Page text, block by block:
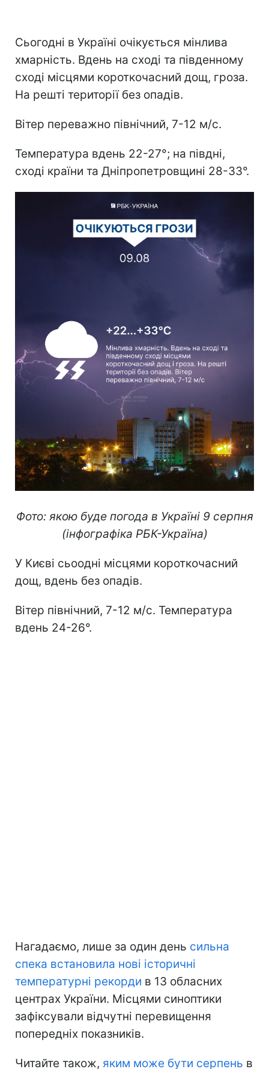
Сьогодні в Україні очікується мінлива
хмарність. Вдень на сході та південному
сході місцями короткочасний дощ, гроза.
На решті території без опадів.
Вітер переважно північний, 7-12 м/с.
Температура вдень 22-27°; на півдні,
сході країни та Дніпропетровщині 28-33°.
Фото: якою буде погода в Україні 9 серпня
(інфографіка РБК-Україна)
У Києві сьоодні місцями короткочасний
дощ, вдень без опадів.
Вітер північний, 7-12 м/с. Температура
вдень 24-26°.
Нагадаємо, лише за один день сильна
спека встановила нові історичні
температурні рекорди в 13 обласних
центрах України. Місцями синоптики
зафіксували відчутні перевищення
попередніх показників.
Читайте також, яким може бути серпень в